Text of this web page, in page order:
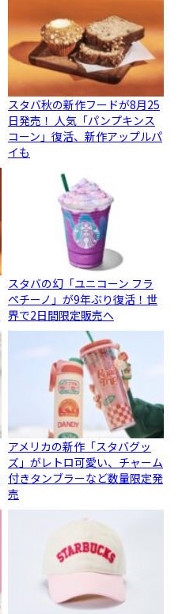
スタバ秋の新作フードが8月25
日発売！ 人気「パンプキンス
コーン」復活、新作アップルパ
イも
スタバの幻「ユニコーン フラ
ペチーノ」が9年ぶり復活！世
界で2日間限定販売へ
アメリカの新作「スタバグッ
ズ」がレトロ可愛い、チャーム
付きタンブラーなど数量限定発
売